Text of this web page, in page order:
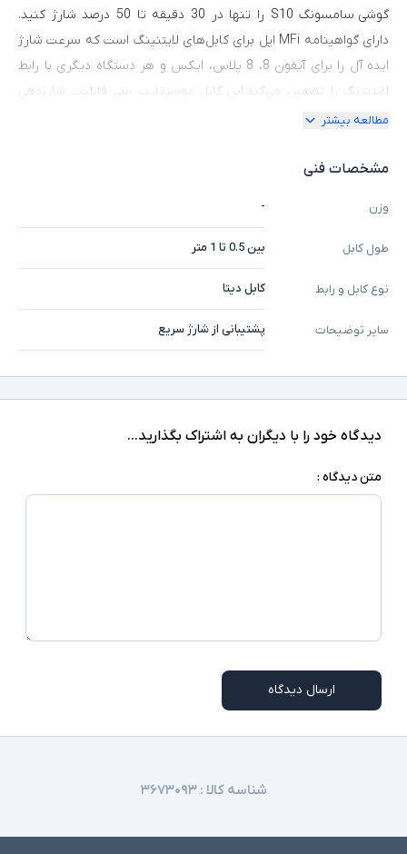
گوشی سامسونگ S10 را تنها در 30 دقیقه تا 50 درصد شارژ کنید.
دارای گواهینامه MFi اپل برای کابل‌های لایتنینگ است که سرعت شارژ
ایده آل را برای آیفون 8، 8 پلاس، ایکس و هر دستگاه دیگری با رابط
لایتنینگ را تضمین می‌کند.این کابل دوسرتایپ سی قابلیت شارژدهی
کیفیت ساختار بسیار بالایی دارد و کابل آن فوق‌العاده منعطف است.
پوشش سخت با کاهش فشار وارده طی خمش بیش‌ازحد، از قطع
اتصالات کابل جلوگیری می‌کند و به این ترتیب باعث افزایش طول‌عمر
مطالعه بیشتر
مشخصات فنی
وزن -
طول کابل بین 0.5 تا 1 متر
نوع کابل و رابط کابل دیتا
سایر توضیحات پشتیبانی از شارژ سریع
دیدگاه خود را با دیگران به اشتراک بگذارید...
متن دیدگاه :
ارسال دیدگاه
شناسه کالا :۳۶۷۳۰۹۳